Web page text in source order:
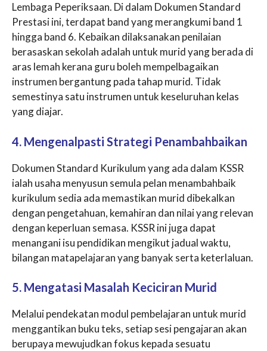
Lembaga Peperiksaan. Di dalam Dokumen Standard
Prestasi ini, terdapat band yang merangkumi band 1
hingga band 6. Kebaikan dilaksanakan penilaian
berasaskan sekolah adalah untuk murid yang berada di
aras lemah kerana guru boleh mempelbagaikan
instrumen bergantung pada tahap murid. Tidak
semestinya satu instrumen untuk keseluruhan kelas
yang diajar.
4. Mengenalpasti Strategi Penambahbaikan
Dokumen Standard Kurikulum yang ada dalam KSSR
ialah usaha menyusun semula pelan menambahbaik
kurikulum sedia ada memastikan murid dibekalkan
dengan pengetahuan, kemahiran dan nilai yang relevan
dengan keperluan semasa. KSSR ini juga dapat
menangani isu pendidikan mengikut jadual waktu,
bilangan matapelajaran yang banyak serta keterlaluan.
5. Mengatasi Masalah Keciciran Murid
Melalui pendekatan modul pembelajaran untuk murid
menggantikan buku teks, setiap sesi pengajaran akan
berupaya mewujudkan fokus kepada sesuatu